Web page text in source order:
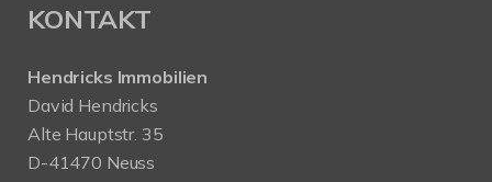
KONTAKT
Hendricks Immobilien
David Hendricks
Alte Hauptstr. 35
D-41470 Neuss